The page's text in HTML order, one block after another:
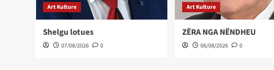
Art Kulture
Shelgu lotues
07/08/2026 0
Art Kulture
ZËRA NGA NËNDHEU
06/08/2026 0